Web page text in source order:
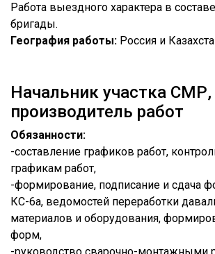
Работа выездного характера в
бригады.
География работы: Россия и
Начальник участка СМР,
производитель работ
Обязанности:
-составление графиков работ,
графикам работ,
-формирование, подписание и сдача
КС-6а, ведомостей переработки
материалов и оборудования,
форм,